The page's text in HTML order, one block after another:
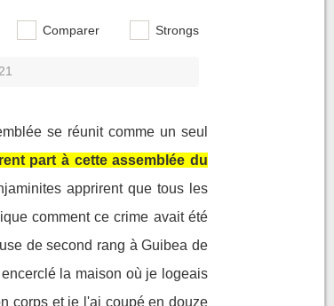
Comparer Strongs
21
se réunit comme un seul
part à cette assemblée du
apprirent que tous les
comment ce crime avait été
de second rang à Guibea de
la maison où je logeais
corps et je l'ai coupé en douze